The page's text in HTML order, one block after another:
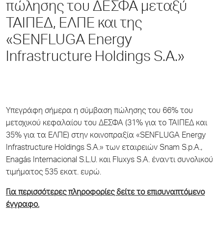
πώλησης του ΔΕΣΦΑ μεταξύ
ΤΑΙΠΕΔ, ΕΛΠΕ και της
«SENFLUGA Energy
Infrastructure Holdings S.A.»
Υπεγράφη σήμερα η σύμβαση πώλησης του 66% του
μετοχικού κεφαλαίου του ΔΕΣΦΑ (31% για το ΤΑΙΠΕΔ και
35% για τα ΕΛΠΕ) στην κοινοπραξία «SENFLUGA Energy
Infrastructure Holdings S.A.» των εταιρειών Snam S.p.A.,
Enagás Internacional S.L.U. και Fluxys S.A. έναντι συνολικού
τιμήματος 535 εκατ. ευρώ.
Για περισσότερες πληροφορίες δείτε το επισυναπτόμενο
έγγραφο.